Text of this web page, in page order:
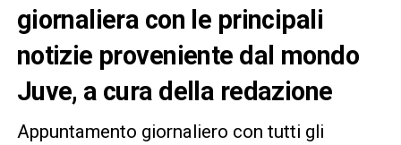
giornaliera con le principali
notizie proveniente dal mondo
Juve, a cura della redazione
Appuntamento giornaliero con tutti gli